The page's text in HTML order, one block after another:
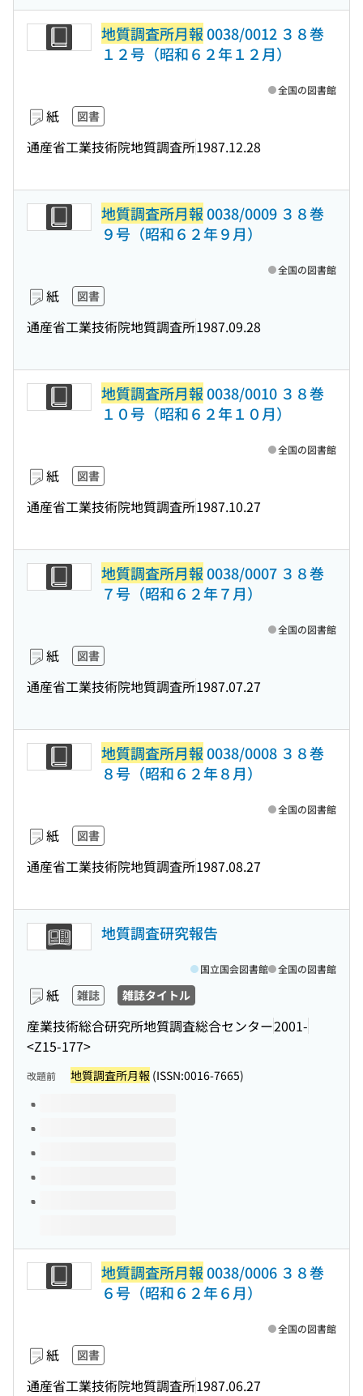
地質調査所月報0038/0012 ３８巻
１２号（昭和６２年１２月）
紙 図書
通産省工業技術院地質調査所1987.12.28
全国の図書館
地質調査所月報0038/0009 ３８巻
９号（昭和６２年９月）
紙 図書
通産省工業技術院地質調査所1987.09.28
全国の図書館
地質調査所月報0038/0010 ３８巻
１０号（昭和６２年１０月）
紙 図書
通産省工業技術院地質調査所1987.10.27
全国の図書館
地質調査所月報0038/0007 ３８巻
７号（昭和６２年７月）
紙 図書
通産省工業技術院地質調査所1987.07.27
全国の図書館
地質調査所月報0038/0008 ３８巻
８号（昭和６２年８月）
紙 図書
通産省工業技術院地質調査所1987.08.27
全国の図書館
地質調査研究報告
紙 雑誌 雑誌タイトル
産業技術総合研究所地質調査総合センター2001-
<Z15-177>
国立国会図書館 全国の図書館
改題前 地質調査所月報 (ISSN:0016-7665)
このタイトルの巻号
地質調査所月報0038/0006 ３８巻
６号（昭和６２年６月）
紙 図書
通産省工業技術院地質調査所1987.06.27
全国の図書館